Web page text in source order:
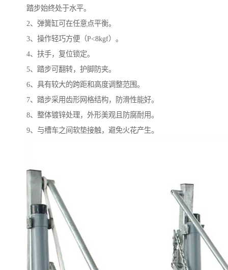
踏步始终处于水平。
2、弹簧缸可在任意点平衡。
3、操作轻巧方便（P<8kgf）。
4、扶手，复位锁定。
5、踏步可翻转，护脚防夹。
6、具有较大的跨距和高度调整范围。
7、踏步采用齿形网格结构，防滑性能好。
8、整体镀锌处理，外形美观且防腐耐用。
9、与槽车之间软垫接触，避免火花产生。